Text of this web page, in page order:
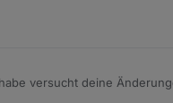
(OldRegulate) {
= Setpower
> myMaxPower) {
versucht deine